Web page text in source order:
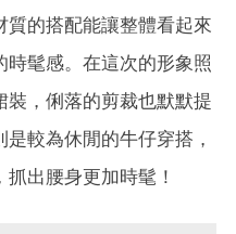
的搭配能讓整體看起來
髦感。在這次的形象照
裝，俐落的剪裁也默默提
較為休閒的牛仔穿搭，
出腰身更加時髦！